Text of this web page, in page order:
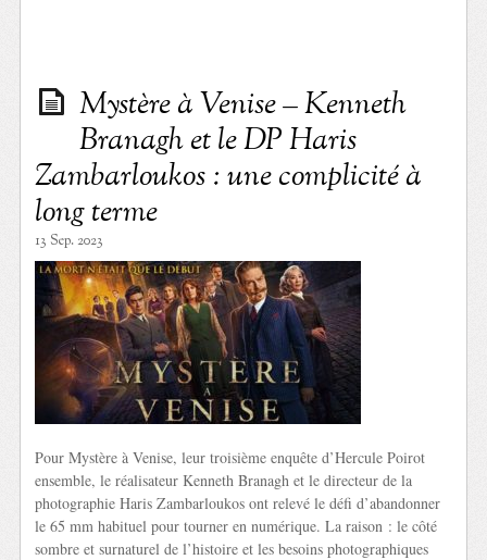
Mystère à Venise – Kenneth
Branagh et le DP Haris
Zambarloukos : une complicité à
long terme
13 Sep. 2023
Pour Mystère à Venise, leur troisième enquête d’Hercule Poirot
ensemble, le réalisateur Kenneth Branagh et le directeur de la
photographie Haris Zambarloukos ont relevé le défi d’abandonner
le 65 mm habituel pour tourner en numérique. La raison : le côté
sombre et surnaturel de l’histoire et les besoins photographiques